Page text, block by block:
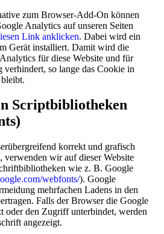
zum Browser-Add-On können
Analytics auf unseren Seiten
Link anklicken. Dabei wird ein
Gerät installiert. Damit wird die
für diese Website und für
so lange das Cookie in
Scriptbibliotheken
korrekt und grafisch
verwenden wir auf dieser Website
wie z. B. Google
webfonts/). Google
mehrfachen Ladens in den
Falls der Browser die Google
oder den Zugriff unterbindet, werden
angezeigt.